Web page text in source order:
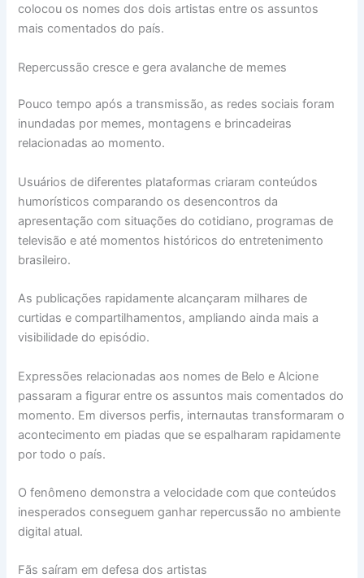
colocou os nomes dos dois artistas entre os assuntos
mais comentados do país.
Repercussão cresce e gera avalanche de memes
Pouco tempo após a transmissão, as redes sociais foram
inundadas por memes, montagens e brincadeiras
relacionadas ao momento.
Usuários de diferentes plataformas criaram conteúdos
humorísticos comparando os desencontros da
apresentação com situações do cotidiano, programas de
televisão e até momentos históricos do entretenimento
brasileiro.
As publicações rapidamente alcançaram milhares de
curtidas e compartilhamentos, ampliando ainda mais a
visibilidade do episódio.
Expressões relacionadas aos nomes de Belo e Alcione
passaram a figurar entre os assuntos mais comentados do
momento. Em diversos perfis, internautas transformaram o
acontecimento em piadas que se espalharam rapidamente
por todo o país.
O fenômeno demonstra a velocidade com que conteúdos
inesperados conseguem ganhar repercussão no ambiente
digital atual.
Fãs saíram em defesa dos artistas